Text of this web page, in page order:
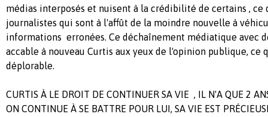
médias interposés et nuisent à la crédibilité de certains ,
journalistes qui sont à l'affût de la moindre nouvelle à
informations erronées. Ce déchaînement médiatique avec
accable à nouveau Curtis aux yeux de l'opinion publique, ce
déplorable.
CURTIS À LE DROIT DE CONTINUER SA VIE , IL N'A QUE 2
ON CONTINUE À SE BATTRE POUR LUI, SA VIE EST